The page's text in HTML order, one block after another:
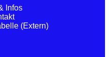
Infos
(Extern)